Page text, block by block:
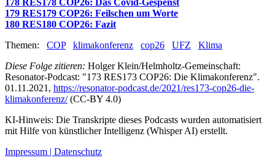
179 RES179 COP26: Feilschen um Worte
180 RES180 COP26: Fazit
Themen: COP klimakonferenz cop26 UFZ
Klima
Diese Folge zitieren: Holger Klein/Helmholtz-Gemeinschaft:
Resonator-Podcast: "173 RES173 COP26: Die Klimakonferenz".
01.11.2021, https://resonator-podcast.de/2021/res173-cop26-die-
klimakonferenz/(CC-BY 4.0)
KI-Hinweis: Die Transkripte dieses Podcasts wurden automatisiert
mit Hilfe von künstlicher Intelligenz (Whisper AI) erstellt.
Impressum | Datenschutz